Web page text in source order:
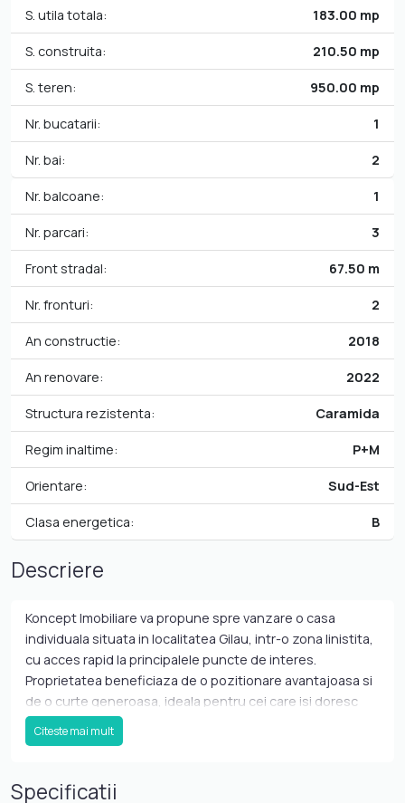
S. utila totala: 183.00 mp
S. construita: 210.50 mp
S. teren: 950.00 mp
Nr. bucatarii: 1
Nr. bai: 2
Nr. balcoane: 1
Nr. parcari: 3
Front stradal: 67.50 m
Nr. fronturi: 2
An constructie: 2018
An renovare: 2022
Structura rezistenta: Caramida
Regim inaltime: P+M
Orientare: Sud-Est
Clasa energetica: B
Descriere
Koncept Imobiliare va propune spre vanzare o casa
individuala situata in localitatea Gilau, intr-o zona linistita,
cu acces rapid la principalele puncte de interes.
Proprietatea beneficiaza de o pozitionare avantajoasa si
de o curte generoasa, ideala pentru cei care isi doresc
confort si intimitate la doar cateva minute de Cluj-
Napoca. Casa este dispusa pe doua niveluri, parter si
amplasata pe un teren de 950 mp. Compartimentarea
Citeste mai mult
Specificatii